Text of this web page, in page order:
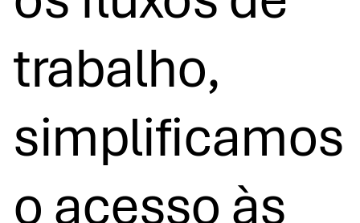
trabalho,
simplificamos
o acesso às